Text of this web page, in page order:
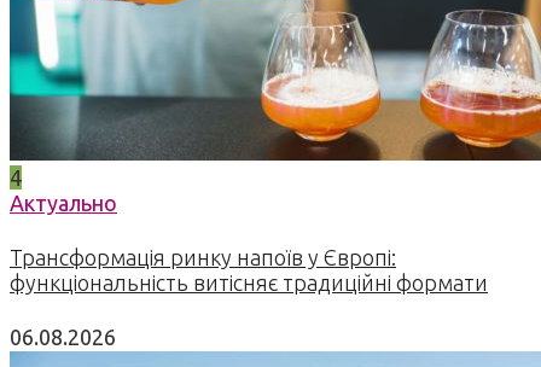
4
Актуально
Трансформація ринку напоїв у Європі:
функціональність витісняє традиційні формати
06.08.2026